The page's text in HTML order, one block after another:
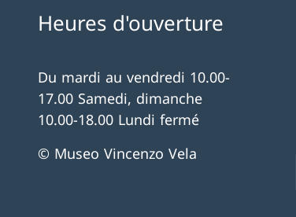
Heures d'ouverture
Du mardi au vendredi 10.00-
17.00 Samedi, dimanche
10.00-18.00 Lundi fermé
© Museo Vincenzo Vela